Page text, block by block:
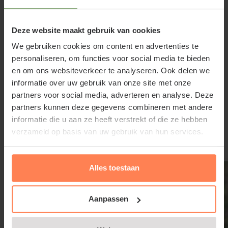
Deze website maakt gebruik van cookies
We gebruiken cookies om content en advertenties te
personaliseren, om functies voor social media te bieden
en om ons websiteverkeer te analyseren. Ook delen we
informatie over uw gebruik van onze site met onze
partners voor social media, adverteren en analyse. Deze
partners kunnen deze gegevens combineren met andere
informatie die u aan ze heeft verstrekt of die ze hebben
verzameld op basis van uw gebruik van hun services.
Alles toestaan
Aanpassen
en droogbloem. Persicaria bistorta verspreidt zich
via kruipende wortelstokken. Persicaria bistorta is
een waardplant voor de Rode vuurvlinder en
Ringoogparelmoervlinder. Historisch werd de plant
als medicinale plant gebruikt. De naam Adderwortel
verwijst naar de lange, gedraaide wortel, die vroeger
in kruidentuinen werd gebruikt.
Kenmerken van Persicaria bistorta
Persicaria bistorta is een sterke vaste plant die
direct opvalt door zijn sierlijke, zachtroze bloemen.
Deze bloemen verschijnen van mei tot juli en steken
mooi af tegen het frisse groene blad. De plant vormt
een stevige pol en past goed in een natuurlijke
Lees meer
Gerelateerde producten